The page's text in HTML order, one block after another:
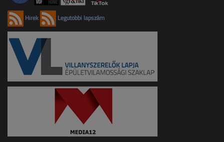
Hírek Legutóbbi lapszám